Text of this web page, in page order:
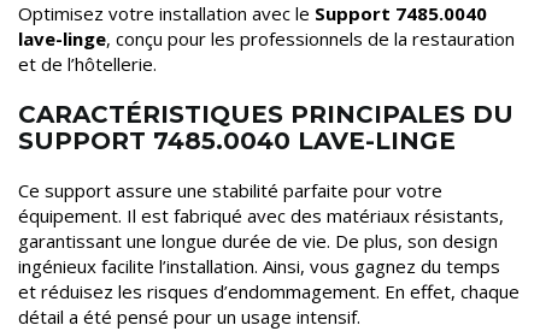
Optimisez votre installation avec le Support 7485.0040
lave-linge, conçu pour les professionnels de la restauration
et de l’hôtellerie.
CARACTÉRISTIQUES PRINCIPALES DU
SUPPORT 7485.0040 LAVE-LINGE
Ce support assure une stabilité parfaite pour votre
équipement. Il est fabriqué avec des matériaux résistants,
garantissant une longue durée de vie. De plus, son design
ingénieux facilite l’installation. Ainsi, vous gagnez du temps
et réduisez les risques d’endommagement. En effet, chaque
détail a été pensé pour un usage intensif.